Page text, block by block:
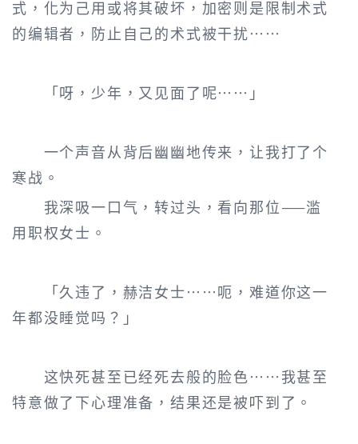
式，化为己用或将其破坏，加密则是限制术式
的编辑者，防止自己的术式被干扰……
「呀，少年，又见面了呢……」
一个声音从背后幽幽地传来，让我打了个
寒战。
我深吸一口气，转过头，看向那位——滥
用职权女士。
「久违了，赫洁女士……呃，难道你这一
年都没睡觉吗？」
这快死甚至已经死去般的脸色……我甚至
特意做了下心理准备，结果还是被吓到了。